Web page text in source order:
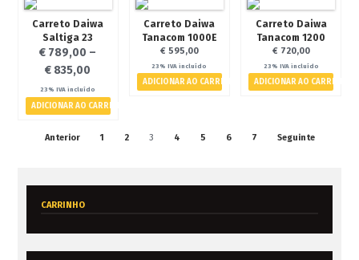
Carreto Daiwa
Saltiga 23
€ 789,00 –
€ 835,00
23% IVA incluído
ADICIONAR AO CARRINHO
Carreto Daiwa
Tanacom 1000E
€595,00
23% IVA incluído
ADICIONAR AO CARRINHO
Carreto Daiwa
Tanacom 1200
€720,00
23% IVA incluído
ADICIONAR AO CARRINHO
Anterior 1 2 3 4 5 6 7 Seguinte
CARRINHO